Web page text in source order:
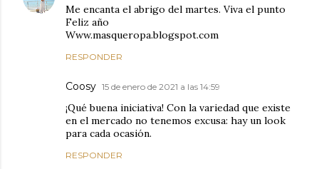
Me encanta el abrigo del martes. Viva el punto
Feliz año
Www.masqueropa.blogspot.com
RESPONDER
Coosy 15 de enero de 2021 a las 14:59
¡Qué buena iniciativa! Con la variedad que existe
en el mercado no tenemos excusa: hay un look
para cada ocasión.
RESPONDER